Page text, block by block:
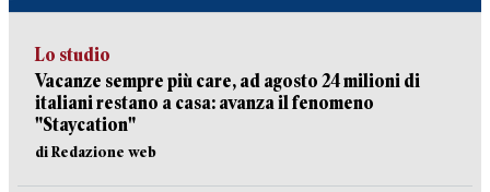
Lo studio
Vacanze sempre più care, ad agosto 24 milioni di
italiani restano a casa: avanza il fenomeno
"Staycation"
di Redazione web